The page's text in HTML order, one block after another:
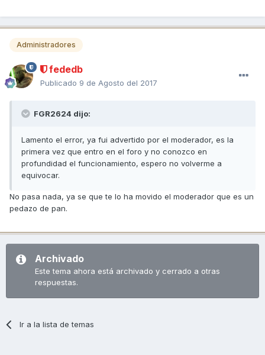
Administradores
fededb
Publicado 9 de Agosto del 2017
FGR2624 dijo:
Lamento el error, ya fui advertido por el moderador, es la
primera vez que entro en el foro y no conozco en
profundidad el funcionamiento, espero no volverme a
equivocar.
No pasa nada, ya se que te lo ha movido el moderador que es un
pedazo de pan.
Archivado
Este tema ahora está archivado y cerrado a otras
respuestas.
Ir a la lista de temas